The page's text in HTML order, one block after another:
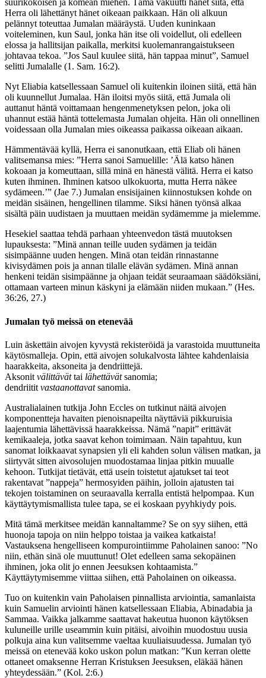
suurikokoisen ja komean miehen. Tämä vakuutti hänet siitä, että
Herra oli lähettänyt hänet oikeaan paikkaan. Hän oli alkuun
pelännyt toteuttaa Jumalan määräystä. Uuden kuninkaan
voiteleminen, kun Saul, jonka hän itse oli voidellut, oli edelleen
elossa ja hallitsijan paikalla, merkitsi kuolemanrangaistukseen
johtavaa tekoa. ”Jos Saul kuulee siitä, hän tappaa minut”, Samuel
selitti Jumalalle (1. Sam. 16:2).
Nyt Eliabia katsellessaan Samuel oli kuitenkin iloinen siitä, että hän
oli kuunnellut Jumalaa. Hän iloitsi myös siitä, että Jumala oli
auttanut häntä voittamaan hengenmenetyksen pelon, joka oli
uhannut estää häntä tottelemasta Jumalan ohjeita. Hän oli onnellinen
voidessaan olla Jumalan mies oikeassa paikassa oikeaan aikaan.
Hämmentävää kyllä, Herra ei sanonutkaan, että Eliab oli hänen
valitsemansa mies: ”Herra sanoi Samuelille: ’Älä katso hänen
kokoaan ja komeuttaan, sillä minä en hänestä välitä. Herra ei katso
kuten ihminen. Ihminen katsoo ulkokuorta, mutta Herra näkee
sydämeen.’” (Jae 7.) Jumalan ensisijainen kiinnostuksen kohde on
meidän sisäinen, hengellinen tilamme. Siksi hänen työnsä alkaa
sisältä päin uudistaen ja muuttaen meidän sydämemme ja mielemme.
Hesekiel saattaa tehdä parhaan yhteenvedon tästä muutoksen
lupauksesta: ”Minä annan teille uuden sydämen ja teidän
sisimpäänne uuden hengen. Minä otan teidän rinnastanne
kivisydämen pois ja annan tilalle elävän sydämen. Minä annan
henkeni teidän sisimpäänne ja ohjaan teidät seuraamaan säädöksiäni,
ottamaan varteen minun käskyni ja elämään niiden mukaan.” (Hes.
36:26, 27.)
Jumalan työ meissä on etenevää
Luin äskettäin aivojen kyvystä rekisteröidä ja varastoida muuttuneita
käytösmalleja. Opin, että aivojen solukalvosta lähtee kahdenlaisia
haarakkeita, aksoneita ja dendriittejä.
Aksonit välittävättai lähettävätsanomia;
dendriitit vastaanottavatsanomia.
Australialainen tutkija John Eccles on tutkinut näitä aivojen
komponentteja havaiten pienoisnapeilta näyttäviä pikkuruisia
laajentumia lähettävissä haarakkeissa. Nämä ”napit” erittävät
kemikaaleja, jotka saavat kehon toimimaan. Näin tapahtuu, kun
sanomat loikkaavat synapsien yli eli kahden solun välisen matkan, ja
siirtyvät sitten aivosolujen muodostamaa linjaa pitkin muualle
kehoon. Tutkijat tietävät, että usein toistetut ajatukset tai teot
rakentavat ”nappeja” hermosyiden päihin, jolloin ajatusten tai
tekojen toistaminen on seuraavalla kerralla entistä helpompaa. Kun
käyttäytymismallista tulee tapa, se ei koskaan pyyhkiydy pois.
Mitä tämä merkitsee meidän kannaltamme? Se on syy siihen, että
huonoja tapoja on niin helppo toistaa ja vaikea katkaista!
Vastauksena hengelliseen kompurointiimme Paholainen sanoo: ”No
niin, ethän sinä ole muuttunut! Olet edelleen sama sekopäinen
ihminen, joka olit jo ennen Jeesuksen kohtaamista.”
Käyttäytymisemme viittaa siihen, että Paholainen on oikeassa.
Tuo on kuitenkin vain Paholaisen pinnallista arviointia, samanlaista
kuin Samuelin arviointi hänen katsellessaan Eliabia, Abinadabia ja
Sammaa. Vaikka jalkamme saattavat hakeutua huonon käytöksen
kuluneille urille useammin kuin pitäisi, aivoihin muodostuu uusia
polkuja aina kun valitsemme vaeltaa kuuliaisuudessa. Jumalan työ
meissä on etenevää koko uskon polun matkan: ”Kun kerran olette
ottaneet omaksenne Herran Kristuksen Jeesuksen, eläkää hänen
yhteydessään.” (Kol. 2:6.)